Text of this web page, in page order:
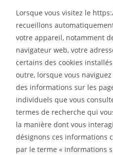
Lorsque vous visitez le
recueillons
votre appareil, notamment
navigateur web, votre
certains des cookies
outre, lorsque vous
des informations sur les
individuels que vous
termes de recherche qui
la manière dont vous
désignons ces informations
par le terme « informations